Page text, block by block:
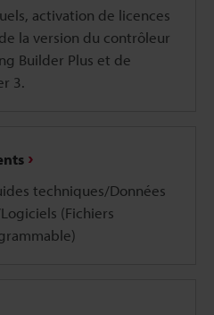
activation de licences
la version du contrôleur
Builder Plus et de
3.
techniques/Données
(Fichiers